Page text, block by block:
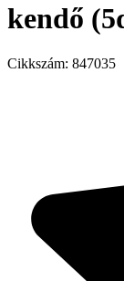
kendő
Cikkszám: 847035